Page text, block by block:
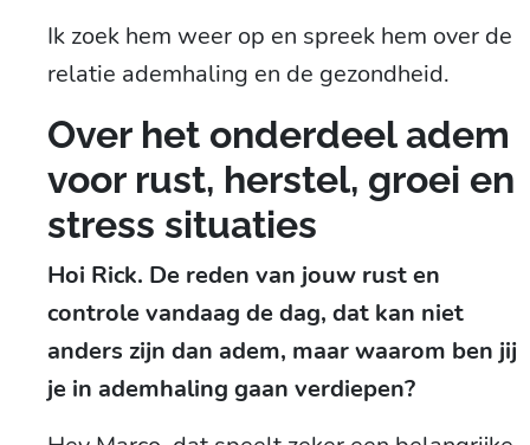
Ik zoek hem weer op en spreek hem over de
relatie ademhaling en de gezondheid.
Over het onderdeel adem
voor rust, herstel, groei en
stress situaties
Hoi Rick. De reden van jouw rust en
controle vandaag de dag, dat kan niet
anders zijn dan adem, maar waarom ben jij
je in ademhaling gaan verdiepen?